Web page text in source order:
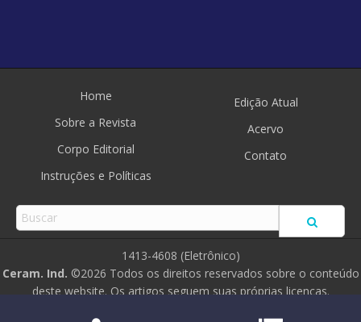
Home
Sobre a Revista
Corpo Editorial
Instruções e Políticas
Edição Atual
Acervo
Contato
1413-4608 (Eletrônico)
Ceram. Ind. ©2026 Todos os direitos reservados sobre o conteúdo
deste website. Os artigos seguem suas próprias licenças.